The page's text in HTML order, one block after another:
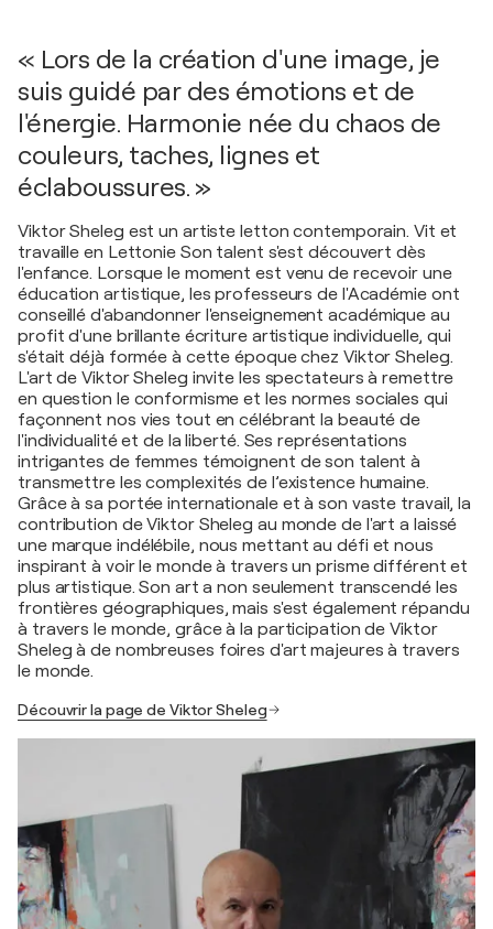
« Lors de la création d'une image, je
suis guidé par des émotions et de
l'énergie. Harmonie née du chaos de
couleurs, taches, lignes et
éclaboussures. »
Viktor Sheleg est un artiste letton contemporain. Vit et
travaille en Lettonie Son talent s'est découvert dès
l'enfance. Lorsque le moment est venu de recevoir une
éducation artistique, les professeurs de l'Académie ont
conseillé d'abandonner l'enseignement académique au
profit d'une brillante écriture artistique individuelle, qui
s'était déjà formée à cette époque chez Viktor Sheleg.
L'art de Viktor Sheleg invite les spectateurs à remettre
en question le conformisme et les normes sociales qui
façonnent nos vies tout en célébrant la beauté de
l'individualité et de la liberté. Ses représentations
intrigantes de femmes témoignent de son talent à
transmettre les complexités de l’existence humaine.
Grâce à sa portée internationale et à son vaste travail, la
contribution de Viktor Sheleg au monde de l'art a laissé
une marque indélébile, nous mettant au défi et nous
inspirant à voir le monde à travers un prisme différent et
plus artistique. Son art a non seulement transcendé les
frontières géographiques, mais s'est également répandu
à travers le monde, grâce à la participation de Viktor
Sheleg à de nombreuses foires d'art majeures à travers
le monde.
Découvrir la page de Viktor Sheleg